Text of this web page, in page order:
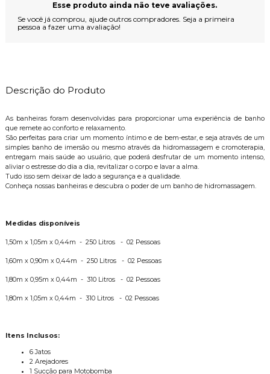
Esse produto ainda não teve avaliações.
Se você já comprou, ajude outros compradores. Seja a primeira
pessoa a fazer uma avaliação!
Descrição do Produto
As banheiras foram desenvolvidas para proporcionar uma experiência de banho
que remete ao conforto e relaxamento.
São perfeitas para criar um momento íntimo e de bem-estar, e seja através de um
simples banho de imersão ou mesmo através da hidromassagem e cromoterapia,
entregam mais saúde ao usuário, que poderá desfrutar de um momento intenso,
aliviar o estresse do dia a dia, revitalizar o corpo e lavar a alma.
Tudo isso sem deixar de lado a segurança e a qualidade.
Conheça nossas banheiras e descubra o poder de um banho de hidromassagem.
Medidas disponíveis
1,50m x 1,05m x 0,44m - 250 Litros - 02 Pessoas
1,60m x 0,90m x 0,44m - 250 Litros - 02 Pessoas
1,80m x 0,95m x 0,44m - 310 Litros - 02 Pessoas
1,80m x 1,05m x 0,44m - 310 Litros - 02 Pessoas
Itens Inclusos:
6 Jatos
2 Arejadores
1 Sucção para Motobomba